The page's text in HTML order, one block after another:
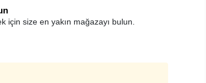
için size en yakın mağazayı bulun.